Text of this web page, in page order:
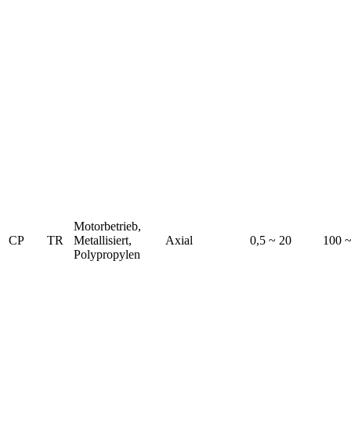
CP TR
Motorbetrieb,
Metallisiert,
Polypropylen
Axial 0,5 ~ 20 100